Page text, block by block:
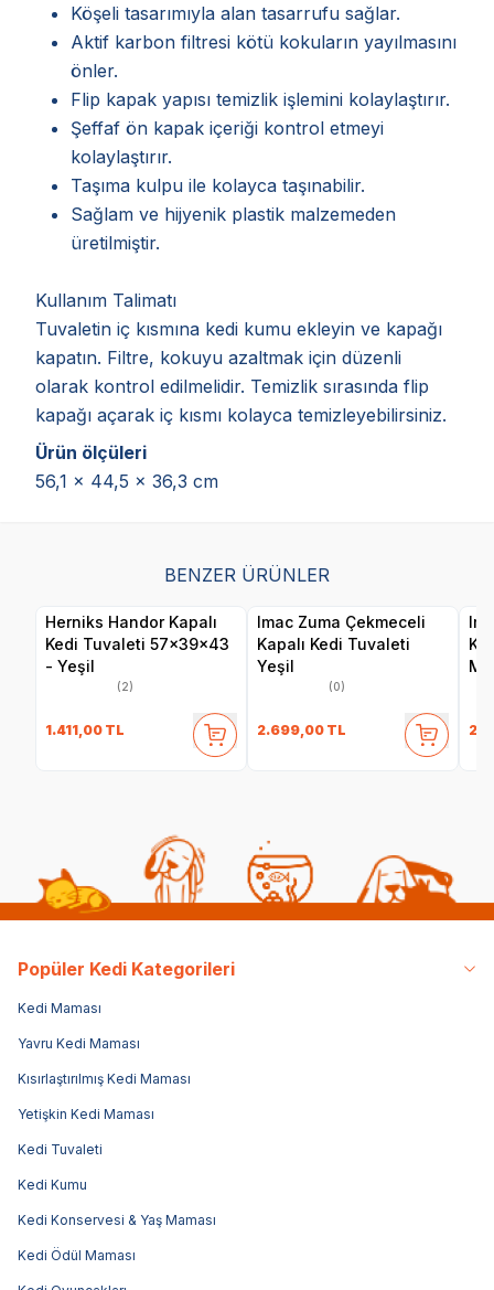
Köşeli tasarımıyla alan tasarrufu sağlar.
Aktif karbon filtresi kötü kokuların yayılmasını
önler.
Flip kapak yapısı temizlik işlemini kolaylaştırır.
Şeffaf ön kapak içeriği kontrol etmeyi
kolaylaştırır.
Taşıma kulpu ile kolayca taşınabilir.
Sağlam ve hijyenik plastik malzemeden
üretilmiştir.
Kullanım Talimatı
Tuvaletin iç kısmına kedi kumu ekleyin ve kapağı
kapatın. Filtre, kokuyu azaltmak için düzenli
olarak kontrol edilmelidir. Temizlik sırasında flip
kapağı açarak iç kısmı kolayca temizleyebilirsiniz.
Ürün ölçüleri
56,1 x 44,5 x 36,3 cm
BENZER ÜRÜNLER
Herniks Handor Kapalı
Kedi Tuvaleti 57x39x43
- Yeşil
(2)
1.411,00 TL
Imac Zuma Çekmeceli
Kapalı Kedi Tuvaleti
Yeşil
(0)
2.699,00 TL
Popüler Kedi Kategorileri
Kedi Maması
Yavru Kedi Maması
Kısırlaştırılmış Kedi Maması
Yetişkin Kedi Maması
Kedi Tuvaleti
Kedi Kumu
Kedi Konservesi & Yaş Maması
Kedi Ödül Maması